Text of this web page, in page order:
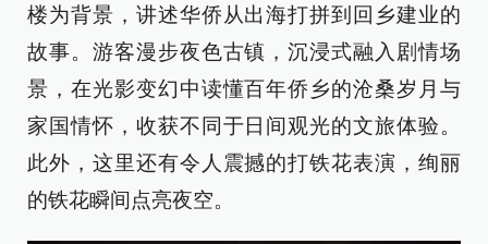
楼为背景，讲述华侨从出海打拼到回乡建业的
故事。游客漫步夜色古镇，沉浸式融入剧情场
景，在光影变幻中读懂百年侨乡的沧桑岁月与
家国情怀，收获不同于日间观光的文旅体验。
此外，这里还有令人震撼的打铁花表演，绚丽
的铁花瞬间点亮夜空。